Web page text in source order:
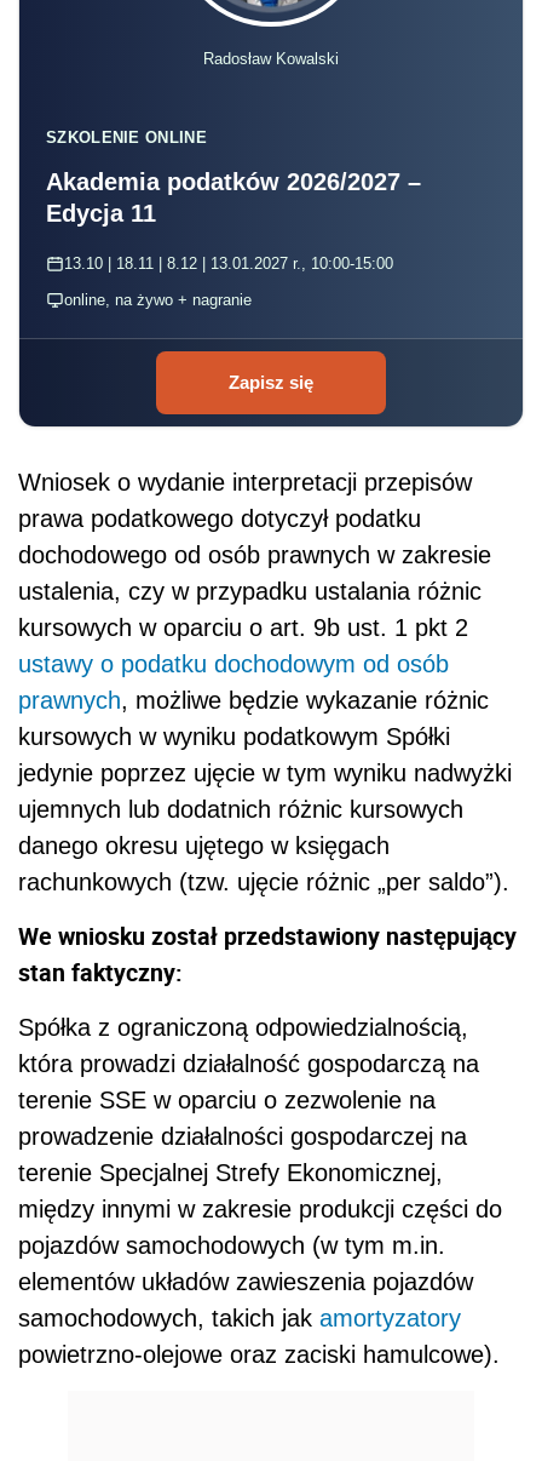
Radosław Kowalski
SZKOLENIE ONLINE
Akademia podatków 2026/2027 –
Edycja 11
13.10 | 18.11 | 8.12 | 13.01.2027 r., 10:00-15:00
online, na żywo + nagranie
Zapisz się
Wniosek o wydanie interpretacji przepisów
prawa podatkowego dotyczył podatku
dochodowego od osób prawnych w zakresie
ustalenia, czy w przypadku ustalania różnic
kursowych w oparciu o art. 9b ust. 1 pkt 2
ustawy o podatku dochodowym od osób
prawnych, możliwe będzie wykazanie różnic
kursowych w wyniku podatkowym Spółki
jedynie poprzez ujęcie w tym wyniku nadwyżki
ujemnych lub dodatnich różnic kursowych
danego okresu ujętego w księgach
rachunkowych (tzw. ujęcie różnic „per saldo”).
We wniosku został przedstawiony następujący
stan faktyczny:
Spółka z ograniczoną odpowiedzialnością,
która prowadzi działalność gospodarczą na
terenie SSE w oparciu o zezwolenie na
prowadzenie działalności gospodarczej na
terenie Specjalnej Strefy Ekonomicznej,
między innymi w zakresie produkcji części do
pojazdów samochodowych (w tym m.in.
elementów układów zawieszenia pojazdów
samochodowych, takich jak amortyzatory
powietrzno-olejowe oraz zaciski hamulcowe).